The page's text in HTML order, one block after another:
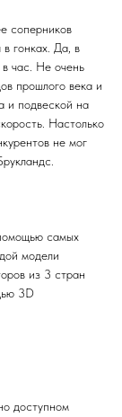
соперников
гонках. Да, в
в час. Не очень
прошлого века и
и подвеской на
Настолько
не мог
самых
модели
из 3 стран
3D
доступном